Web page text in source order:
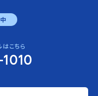
はこちら